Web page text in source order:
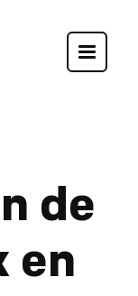
de
en